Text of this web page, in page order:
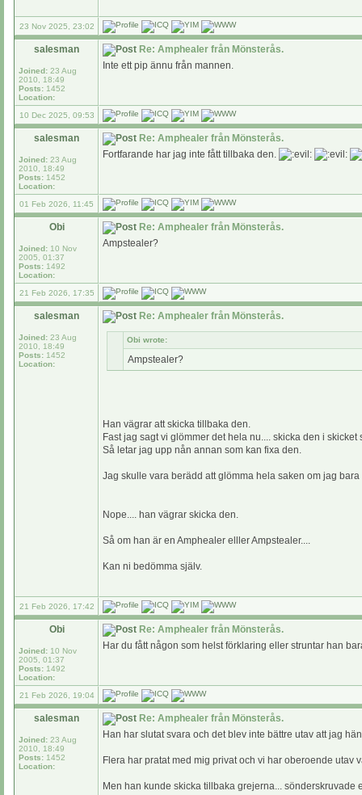
23 Nov 2025, 23:02
salesman
Joined: 23 Aug
2010, 18:49
Posts: 1452
Location:
Re: Amphealer från Mönsterås.
Inte ett pip ännu från mannen.
10 Dec 2025, 09:53
salesman
Joined: 23 Aug
2010, 18:49
Posts: 1452
Location:
Re: Amphealer från Mönsterås.
Fortfarande har jag inte fått tillbaka den.
01 Feb 2026, 11:45
Obi
Joined: 10 Nov
2005, 01:37
Posts: 1492
Location:
Re: Amphealer från Mönsterås.
Ampstealer?
21 Feb 2026, 17:35
salesman
Joined: 23 Aug
2010, 18:49
Posts: 1452
Location:
Re: Amphealer från Mönsterås.
Obi wrote:
Ampstealer?
Han vägrar att skicka tillbaka den.
Fast jag sagt vi glömmer det hela nu.... skicka den i skicket
Så letar jag upp nån annan som kan fixa den.
Jag skulle vara berädd att glömma hela saken om jag
Nope.... han vägrar skicka den.
Så om han är en Amphealer elller Ampstealer....
Kan ni bedömma själv.
21 Feb 2026, 17:42
Obi
Joined: 10 Nov
2005, 01:37
Posts: 1492
Location:
Re: Amphealer från Mönsterås.
Har du fått någon som helst förklaring eller struntar han
21 Feb 2026, 19:04
salesman
Joined: 23 Aug
2010, 18:49
Posts: 1452
Location:
Re: Amphealer från Mönsterås.
Han har slutat svara och det blev inte bättre utav att jag
Flera har pratat med mig privat och vi har oberoende utav
Men han kunde skicka tillbaka grejerna... sönderskruvade